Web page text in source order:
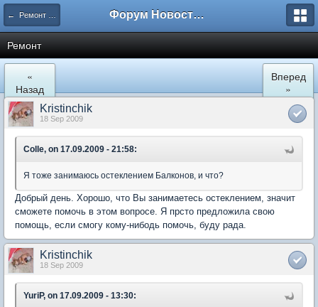
← Ремонт и обустройство Форум Новостройки
Ремонт
«
Назад
Вперед
»
Kristinchik
18 Sep 2009
Colle, on 17.09.2009 - 21:58:
Я тоже занимаюсь остеклением Балконов, и что?
Добрый день. Хорошо, что Вы занимаетесь остеклением, значит
сможете помочь в этом вопросе. Я прсто предложила свою
помощь, если смогу кому-нибодь помочь, буду рада.
Kristinchik
18 Sep 2009
YuriP, on 17.09.2009 - 13:30: